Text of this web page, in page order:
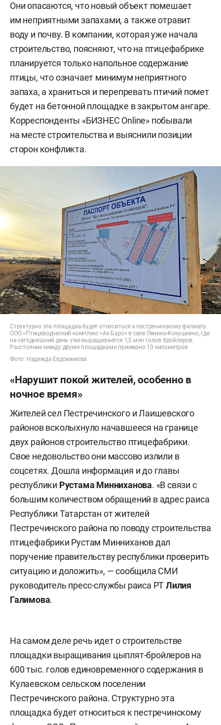
Они опасаются, что новый объект помешает
им неприятными запахами, а также отравит
воду и почву. В компании, которая уже начала
строительство, поясняют, что на птицефабрике
планируется только напольное содержание
птицы, что означает минимум неприятного
запаха, а храниться и перепревать птичий помет
будет на бетонной площадке в закрытом ангаре.
Корреспонденты «БИЗНЕС Online» побывали
на месте строительства и выяснили позиции
сторон конфликта.
Структурно эта площадка будет относиться к пестречинскому филиалу
ООО «Птицеводческий комплекс «Ак Барс» в селе Ленино-Кокушкино, где
на сегодняшний день уже выращивается 1,5 млн голов бройлеров.
Расстояние между двумя площадками примерно 10 километров
Фото: Надежда Евдокимова
«Нарушит покой жителей, особенно в
ночное время»
Жителей сел Пестречинского и Лаишевского
районов всколыхнуло начавшееся на границе
двух районов строительство птицефабрики.
Свое недовольство они массово излили в
соцсетях. Дошла информация и до главы
республики Рустама Минниханова. «В связи с
большим количеством обращений в адрес раиса
Республики Татарстан от жителей
Пестречинского района по поводу строительства
птицефабрики Рустам Минниханов дал
поручение правительству республики проверить
ситуацию и доложить», — сообщила СМИ
руководитель пресс-службы раиса РТЛилия
Галимова.
На самом деле речь идет о строительстве
площадки выращивания цыплят-бройлеров на
600 тыс. голов единовременного содержания в
Кулаевском сельском поселении
Пестречинского района. Структурно эта
площадка будет относиться к пестречинскому